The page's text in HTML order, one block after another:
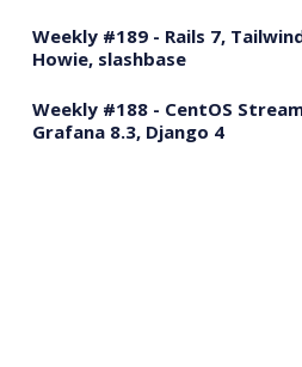
Weekly #189 - Rails 7,
Howie, slashbase
Weekly #188 - CentOS
Grafana 8.3, Django 4